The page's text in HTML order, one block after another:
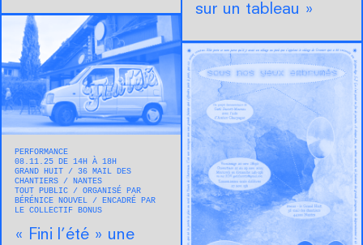
sur un tableau »
PERFORMANCE
08.11.25 DE 14H À 18H
GRAND HUIT
36 MAIL DES
CHANTIERS
NANTES
TOUT PUBLIC
ORGANISÉ PAR
BÉRÉNICE NOUVEL
ENCADRÉ PAR
LE COLLECTIF BONUS
« Fini l’été » une